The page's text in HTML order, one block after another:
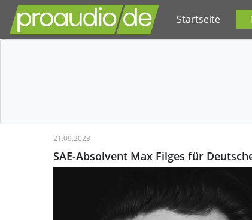
Startseite
21.09.2023
SAE-Absolvent Max Filges für